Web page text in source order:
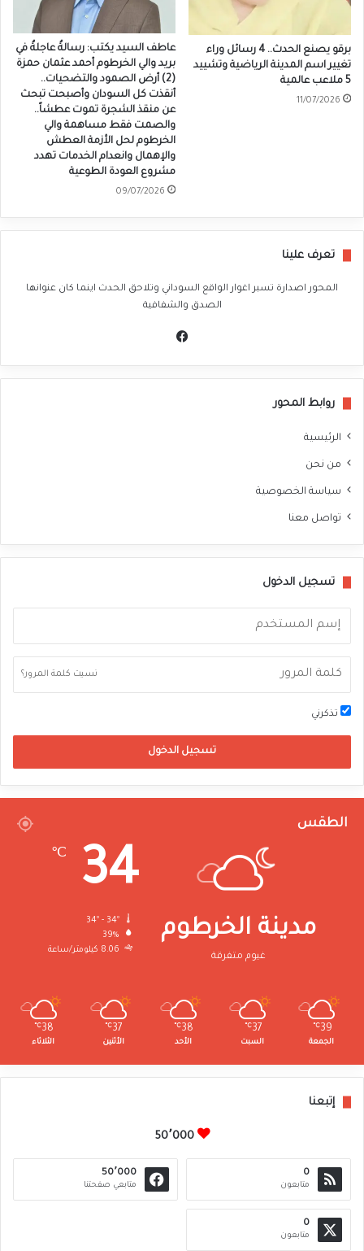
برقو يصنع الحدث.. 4 رسائل وراء
تغيير اسم المدينة الرياضية وتشييد
5 ملاعب عالمية
11/07/2026
عاطف السيد يكتب: رسالةٌ عاجلةٌ في
بريد والي الخرطوم أحمد عثمان حمزة
(2) أرض الصمود والتضحيات..
أنقذت كل السودان وأصبحت تبحث
عن منقذ الشجرة تموت عطشاً..
والصمت فقط مساهمة والي
الخرطوم لحل الأزمة العطش
والإهمال وانعدام الخدمات تهدد
مشروع العودة الطوعية
09/07/2026
تعرف علينا
المحور اصدارة تسبر اغوار الواقع السوداني وتلاحق الحدث اينما كان عنوانها
الصدق والشفافية
روابط المحور
الرئيسية
من نحن
سياسة الخصوصية
تواصل معنا
تسجيل الدخول
نسيت كلمة المرور؟
تذكرني
تسجيل الدخول
الطقس
مدينة الخرطوم
غيوم متفرقة
34
℃
39%
8.06 كيلومتر/ساعة
39
℃
الجمعة
37
℃
السبت
38
℃
الأحد
37
℃
الأثنين
38
℃
الثلاثاء
إتبعنا
50٬000
0
متابعون
50٬000
متابعي صفحتنا
0
متابعون